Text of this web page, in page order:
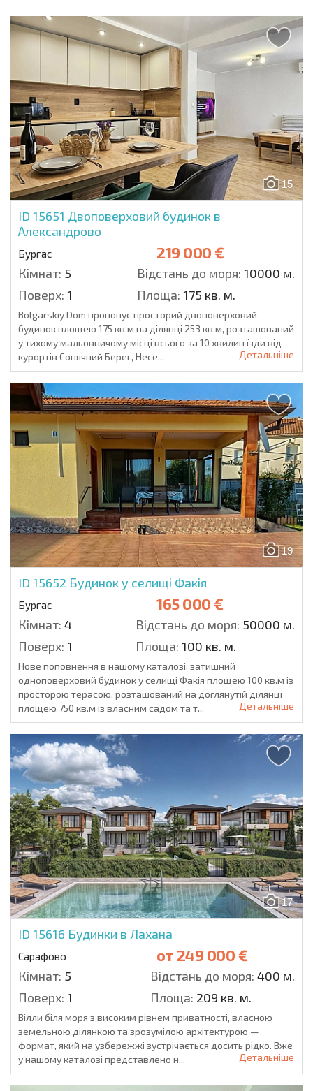
15
ID 15651 Двоповерховий будинок в
Александрово
Бургас 219 000 €
Кімнат: 5 Відстань до моря: 10000 м.
Поверх: 1 Площа: 175 кв. м.
Bolgarskiy Dom пропонує просторий двоповерховий
будинок площею 175 кв.м на ділянці 253 кв.м, розташований
у тихому мальовничому місці всього за 10 хвилин їзди від
курортів Сонячний Берег, Несе...
Детальніше
19
ID 15652 Будинок у селищі Факія
Бургас 165 000 €
Кімнат: 4 Відстань до моря: 50000 м.
Поверх: 1 Площа: 100 кв. м.
Нове поповнення в нашому каталозі: затишний
одноповерховий будинок у селищі Факія площею 100 кв.м із
просторою терасою, розташований на доглянутій ділянці
площею 750 кв.м із власним садом та т...
Детальніше
17
ID 15616 Будинки в Лахана
Сарафово от 249 000 €
Кімнат: 5 Відстань до моря: 400 м.
Поверх: 1 Площа: 209 кв. м.
Вілли біля моря з високим рівнем приватності, власною
земельною ділянкою та зрозумілою архітектурою —
формат, який на узбережжі зустрічається досить рідко. Вже
у нашому каталозі представлено н...
Детальніше